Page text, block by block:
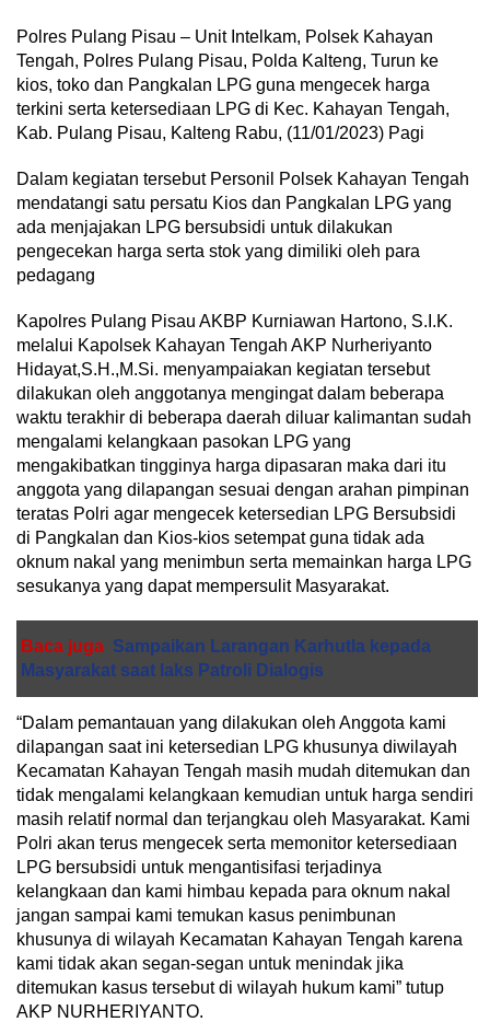
Polres Pulang Pisau – Unit Intelkam, Polsek Kahayan
Tengah, Polres Pulang Pisau, Polda Kalteng, Turun ke
kios, toko dan Pangkalan LPG guna mengecek harga
terkini serta ketersediaan LPG di Kec. Kahayan Tengah,
Kab. Pulang Pisau, Kalteng Rabu, (11/01/2023) Pagi
Dalam kegiatan tersebut Personil Polsek Kahayan Tengah
mendatangi satu persatu Kios dan Pangkalan LPG yang
ada menjajakan LPG bersubsidi untuk dilakukan
pengecekan harga serta stok yang dimiliki oleh para
pedagang
Kapolres Pulang Pisau AKBP Kurniawan Hartono, S.I.K.
melalui Kapolsek Kahayan Tengah AKP Nurheriyanto
Hidayat,S.H.,M.Si. menyampaiakan kegiatan tersebut
dilakukan oleh anggotanya mengingat dalam beberapa
waktu terakhir di beberapa daerah diluar kalimantan sudah
mengalami kelangkaan pasokan LPG yang
mengakibatkan tingginya harga dipasaran maka dari itu
anggota yang dilapangan sesuai dengan arahan pimpinan
teratas Polri agar mengecek ketersedian LPG Bersubsidi
di Pangkalan dan Kios-kios setempat guna tidak ada
oknum nakal yang menimbun serta memainkan harga LPG
sesukanya yang dapat mempersulit Masyarakat.
Baca juga Sampaikan Larangan Karhutla kepada
Masyarakat saat laks Patroli Dialogis
“Dalam pemantauan yang dilakukan oleh Anggota kami
dilapangan saat ini ketersedian LPG khusunya diwilayah
Kecamatan Kahayan Tengah masih mudah ditemukan dan
tidak mengalami kelangkaan kemudian untuk harga sendiri
masih relatif normal dan terjangkau oleh Masyarakat. Kami
Polri akan terus mengecek serta memonitor ketersediaan
LPG bersubsidi untuk mengantisifasi terjadinya
kelangkaan dan kami himbau kepada para oknum nakal
jangan sampai kami temukan kasus penimbunan
khusunya di wilayah Kecamatan Kahayan Tengah karena
kami tidak akan segan-segan untuk menindak jika
ditemukan kasus tersebut di wilayah hukum kami” tutup
AKP NURHERIYANTO.